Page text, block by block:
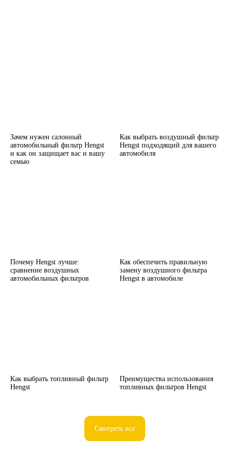
Зачем нужен салонный
автомобильный фильтр Hengst
и как он защищает вас и вашу
семью
Как выбрать воздушный фильтр
Hengst подходящий для вашего
автомобиля
Почему Hengst лучше:
сравнение воздушных
автомобильных фильтров
Как обеспечить правильную
замену воздушного фильтра
Hengst в автомобиле
Как выбрать топливный фильтр
Hengst
Преимущества использования
топливных фильтров Hengst
Смотреть все